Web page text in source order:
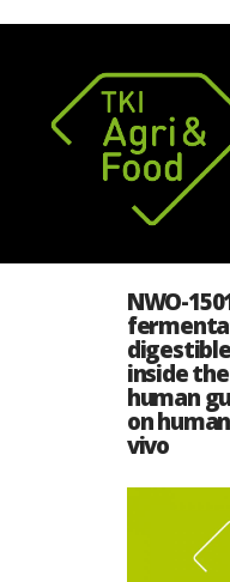
NWO-
inside
human
on
vivo